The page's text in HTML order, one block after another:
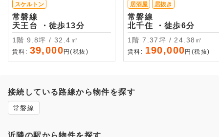
スケルトン
常磐線
天王台 ・徒歩13分
1階 9.8坪 / 32.4㎡
賃料: 39,000 円(税抜)
居酒屋 居抜き
常磐線
北千住 ・徒歩6分
1階 7.37坪 / 24.38㎡
賃料: 190,000 円(税抜)
接続している路線から物件を探す
常磐線